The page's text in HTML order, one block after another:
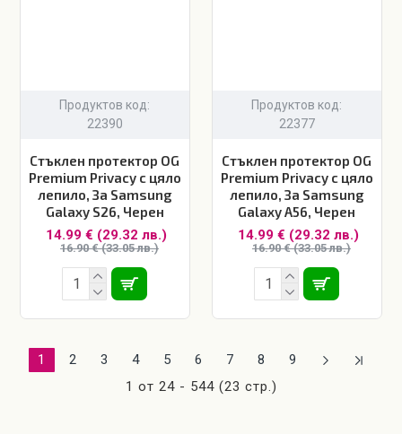
Продуктов код:
22390
Стъклен протектор OG
Premium Privacy с цяло
лепило, За Samsung
Galaxy S26, Черен
14.99 € (29.32 лв.)
16.90 € (33.05 лв.)
Продуктов код:
22377
Стъклен протектор OG
Premium Privacy с цяло
лепило, За Samsung
Galaxy A56, Черен
14.99 € (29.32 лв.)
16.90 € (33.05 лв.)
1 2 3 4 5 6 7 8
9
1 от 24 - 544 (23 стр.)